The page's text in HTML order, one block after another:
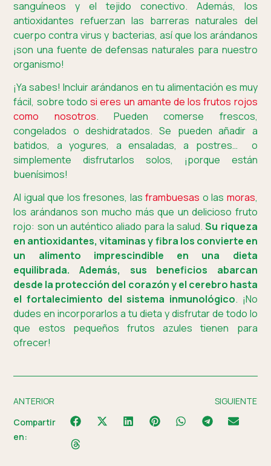
sanguíneos y el tejido conectivo. Además, los
antioxidantes refuerzan las barreras naturales del
cuerpo contra virus y bacterias, así que los arándanos
¡son una fuente de defensas naturales para nuestro
organismo!
¡Ya sabes! Incluir arándanos en tu alimentación es muy
fácil, sobre todosi eres un amante de los frutos rojos
como nosotros. Pueden comerse frescos,
congelados o deshidratados. Se pueden añadir a
batidos, a yogures, a ensaladas, a postres… o
simplemente disfrutarlos solos, ¡porque están
buenísimos!
Al igual que los fresones, lasframbuesas o las moras,
los arándanos son mucho más que un delicioso fruto
rojo: son un auténtico aliado para la salud.Su riqueza
en antioxidantes, vitaminas y fibra los convierte en
un alimento imprescindible en una dieta
equilibrada. Además, sus beneficios abarcan
desde la protección del corazón y el cerebro hasta
el fortalecimiento del sistema inmunológico. ¡No
dudes en incorporarlos a tu dieta y disfrutar de todo lo
que estos pequeños frutos azules tienen para
ofrecer!
ANTERIOR
SIGUIENTE
Compartir
en: